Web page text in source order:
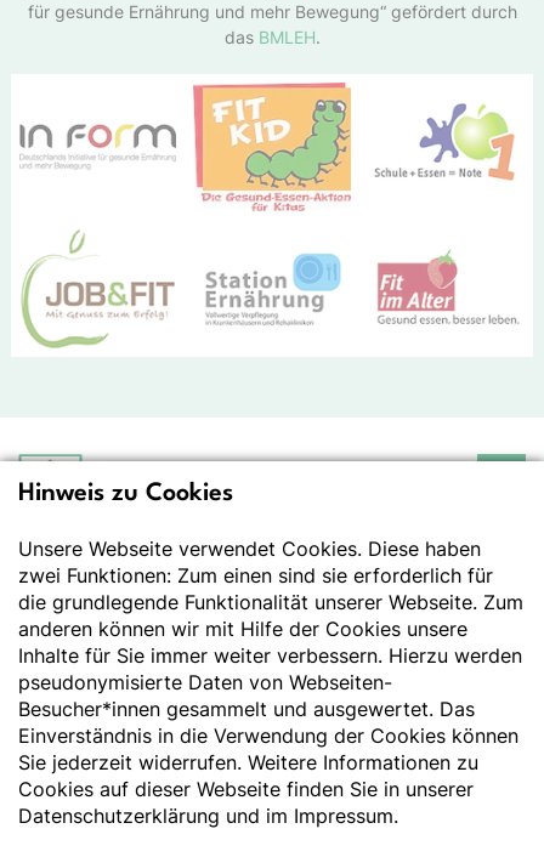
für gesunde Ernährung und mehr Bewegung“ gefördert durch
das BMLEH.
Deutsche Gesellschaft
Der Wissenschaft verpflichtet - Ihre Partnerin für
Essen und Trinken
Deutsche Gesellschaft für Ernährung e. V.
Godesberger Allee 136
53175 Bonn
Tel:+49 228 3776-600
Fax:+49 228 3776-800
E-Mail:webmaster@dge.de
Hinweis zu Cookies
Unsere Webseite verwendet Cookies. Diese haben
zwei Funktionen: Zum einen sind sie erforderlich für
die grundlegende Funktionalität unserer Webseite. Zum
anderen können wir mit Hilfe der Cookies unsere
Inhalte für Sie immer weiter verbessern. Hierzu werden
pseudonymisierte Daten von Webseiten-
Besucher*innen gesammelt und ausgewertet. Das
Einverständnis in die Verwendung der Cookies können
Sie jederzeit widerrufen. Weitere Informationen zu
Cookies auf dieser Webseite finden Sie in unserer
Datenschutzerklärung und im Impressum.